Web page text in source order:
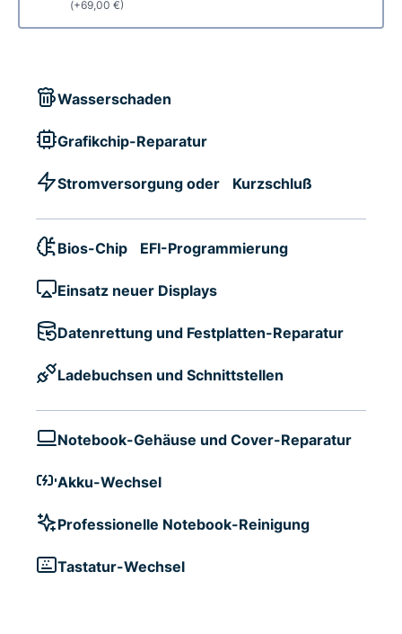
(+69,00 €)
Wasserschaden
Grafikchip-Reparatur
Stromversorgung oder Kurzschluß
Bios-Chip EFI-Programmierung
Einsatz neuer Displays
Datenrettung und Festplatten-Reparatur
Ladebuchsen und Schnittstellen
Notebook-Gehäuse und Cover-Reparatur
Akku-Wechsel
Professionelle Notebook-Reinigung
Tastatur-Wechsel